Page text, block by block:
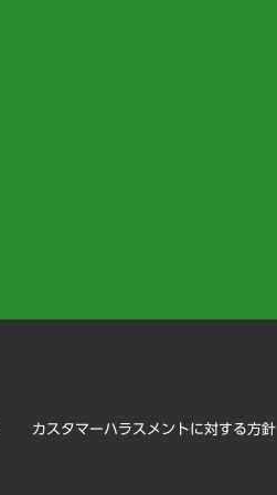
カスタマーハラスメントに対する方針